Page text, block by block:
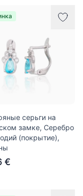
серьги на
замке, Серебро
(покрытие),
€